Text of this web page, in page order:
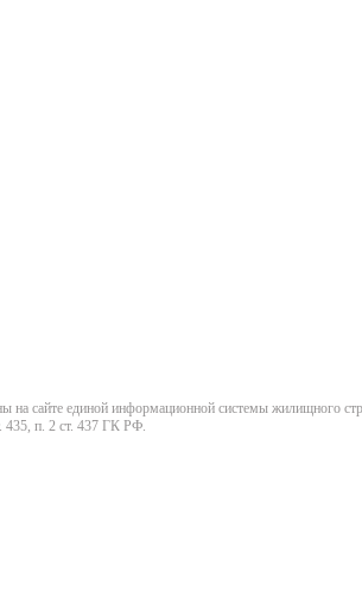
на сайте единой информационной системы
435, п. 2 ст. 437 ГК РФ.